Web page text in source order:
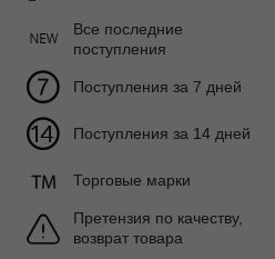
Все последние
поступления
Поступления за 7 дней
Поступления за 14 дней
Торговые марки
Претензия по качеству,
возврат товара